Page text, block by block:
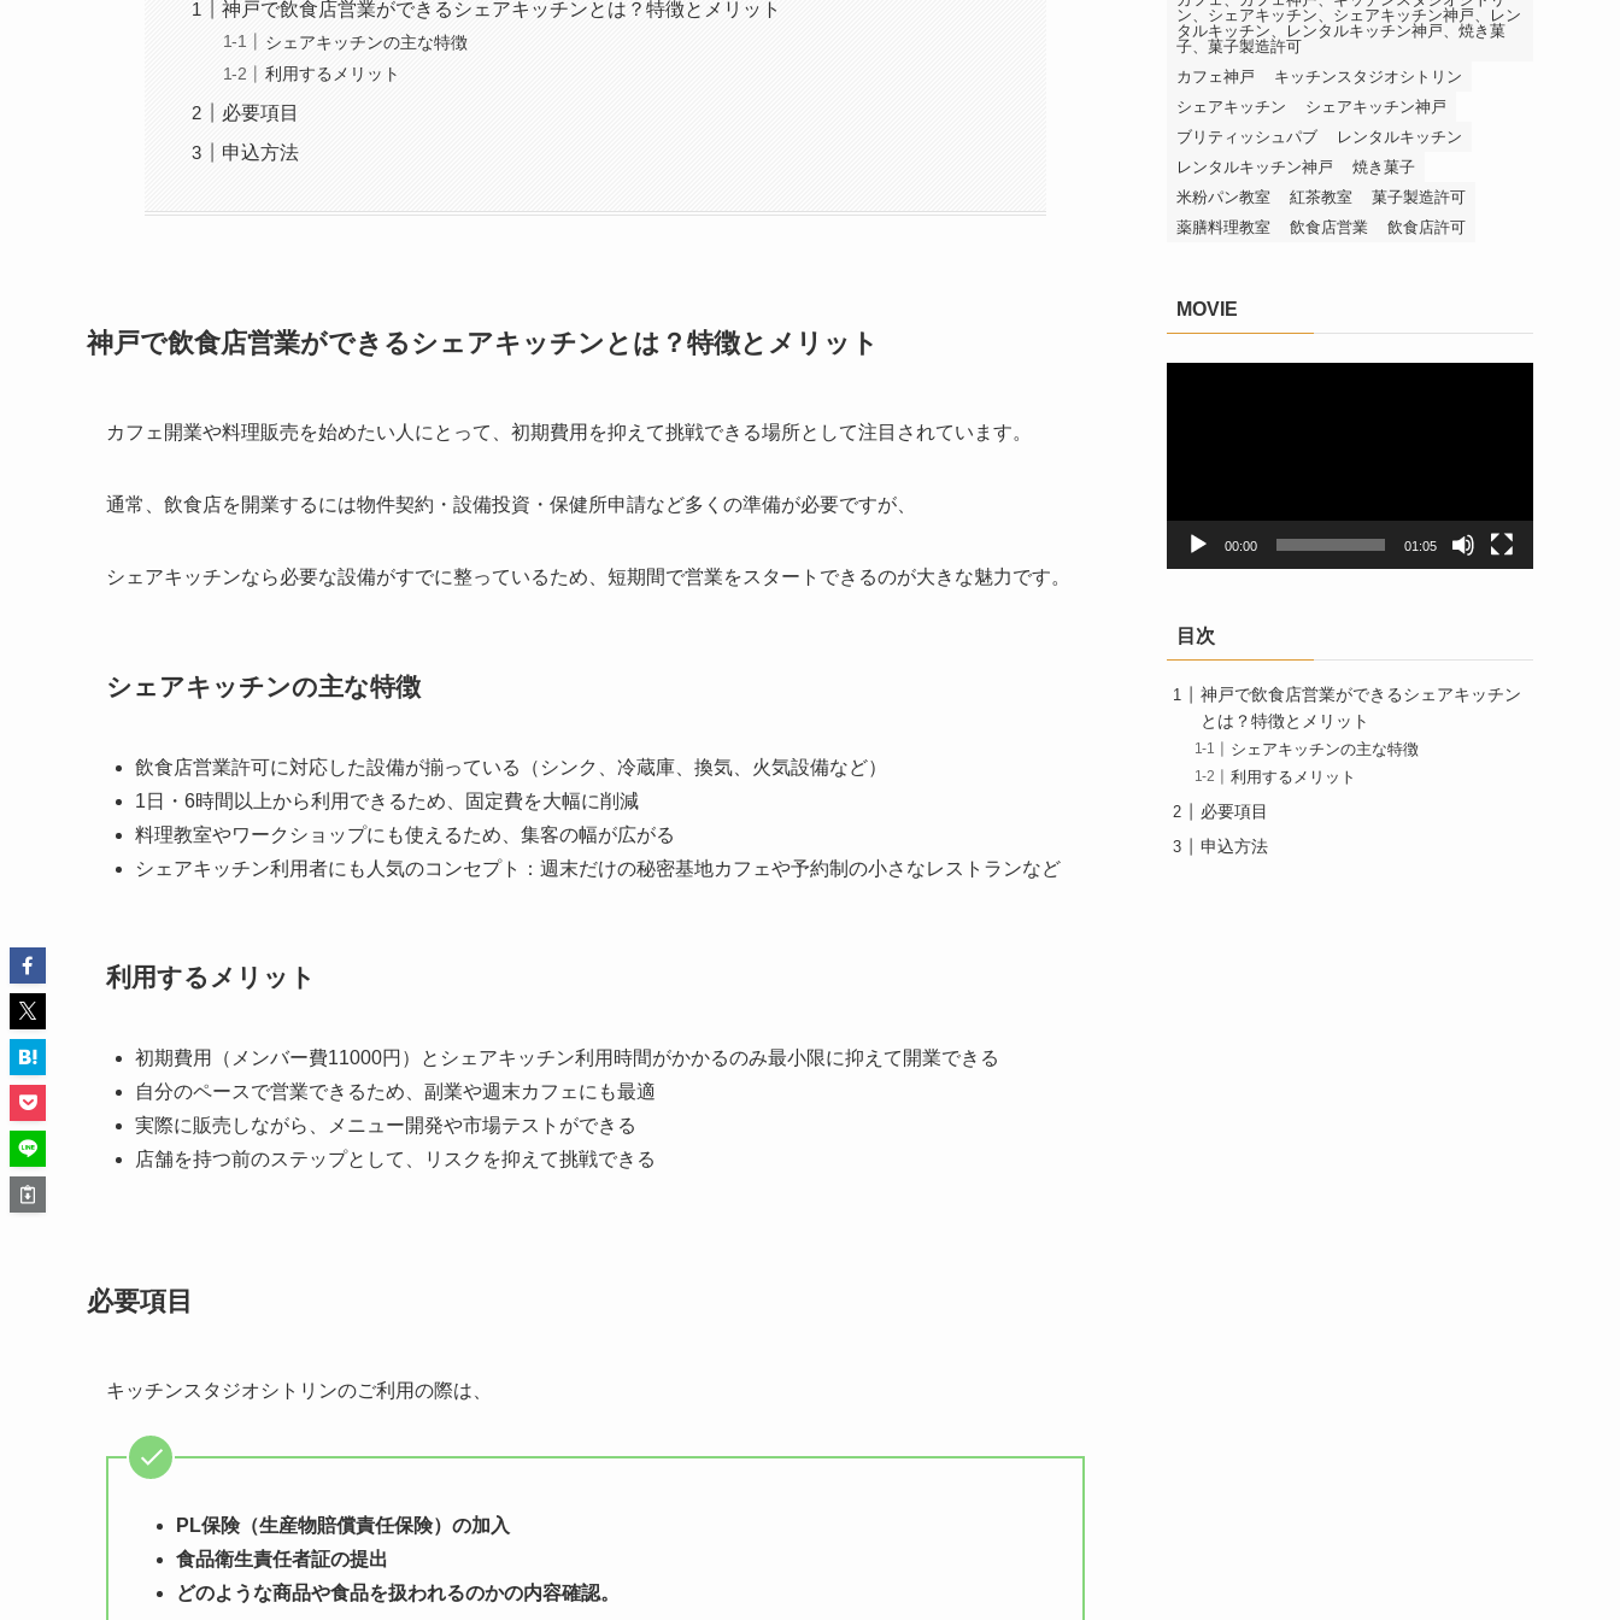
神戸で飲食店営業ができるシェアキッチンとは？特徴とメリット
シェアキッチンの主な特徴
利用するメリット
必要項目
申込方法
神戸で飲食店営業ができるシェアキッチンとは？特徴とメリット
カフェ開業や料理販売を始めたい人にとって、初期費用を抑えて挑戦できる場所として注目されています。
通常、飲食店を開業するには物件契約・設備投資・保健所申請など多くの準備が必要ですが、
シェアキッチンなら必要な設備がすでに整っているため、短期間で営業をスタートできるのが大きな魅力です。
シェアキッチンの主な特徴
飲食店営業許可に対応した設備が揃っている（シンク、冷蔵庫、換気、火気設備など）
1日・6時間以上から利用できるため、固定費を大幅に削減
料理教室やワークショップにも使えるため、集客の幅が広がる
シェアキッチン利用者にも人気のコンセプト：週末だけの秘密基地カフェや予約制の小さなレストランなど
利用するメリット
初期費用（メンバー費11000円）とシェアキッチン利用時間がかかるのみ最小限に抑えて開業できる
自分のペースで営業できるため、副業や週末カフェにも最適
実際に販売しながら、メニュー開発や市場テストができる
店舗を持つ前のステップとして、リスクを抑えて挑戦できる
必要項目
キッチンスタジオシトリンのご利用の際は、
PL保険（生産物賠償責任保険）の加入
食品衛生責任者証の提出
どのような商品や食品を扱われるのかの内容確認。
ン、シェアキッチン、シェアキッチン神戸、レン
タルキッチン、レンタルキッチン神戸、焼き菓
子、菓子製造許可
カフェ神戸
キッチンスタジオシトリン
シェアキッチン
シェアキッチン神戸
ブリティッシュパブ
レンタルキッチン
レンタルキッチン神戸
焼き菓子
米粉パン教室
紅茶教室
菓子製造許可
薬膳料理教室
飲食店営業 飲食店許可
MOVIE
00:00 01:05
目次
神戸で飲食店営業ができるシェアキッチン
とは？特徴とメリット
シェアキッチンの主な特徴
利用するメリット
必要項目
申込方法